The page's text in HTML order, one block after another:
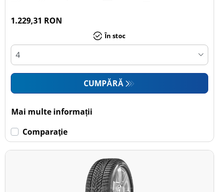
1.229,31 RON
În stoc
CUMPĂRĂ
Mai multe informații
Comparaţie